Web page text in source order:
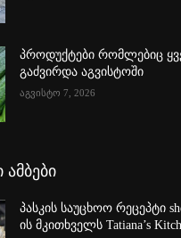
პროდუქტები რომლებიც
გაძვირდა აგვისტოში
აგვისტო 7, 2026
პასკის საუცხოო რეცეპტი
ის მკითხველს Tatiana’s